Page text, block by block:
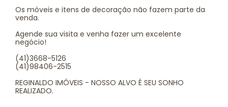
Os móveis e itens de decoração não fazem parte da
venda.
Agende sua visita e venha fazer um excelente
negócio!
(41)3668-5126
(41)98406-2515
REGINALDO IMÓVEIS - NOSSO ALVO É SEU SONHO
REALIZADO.